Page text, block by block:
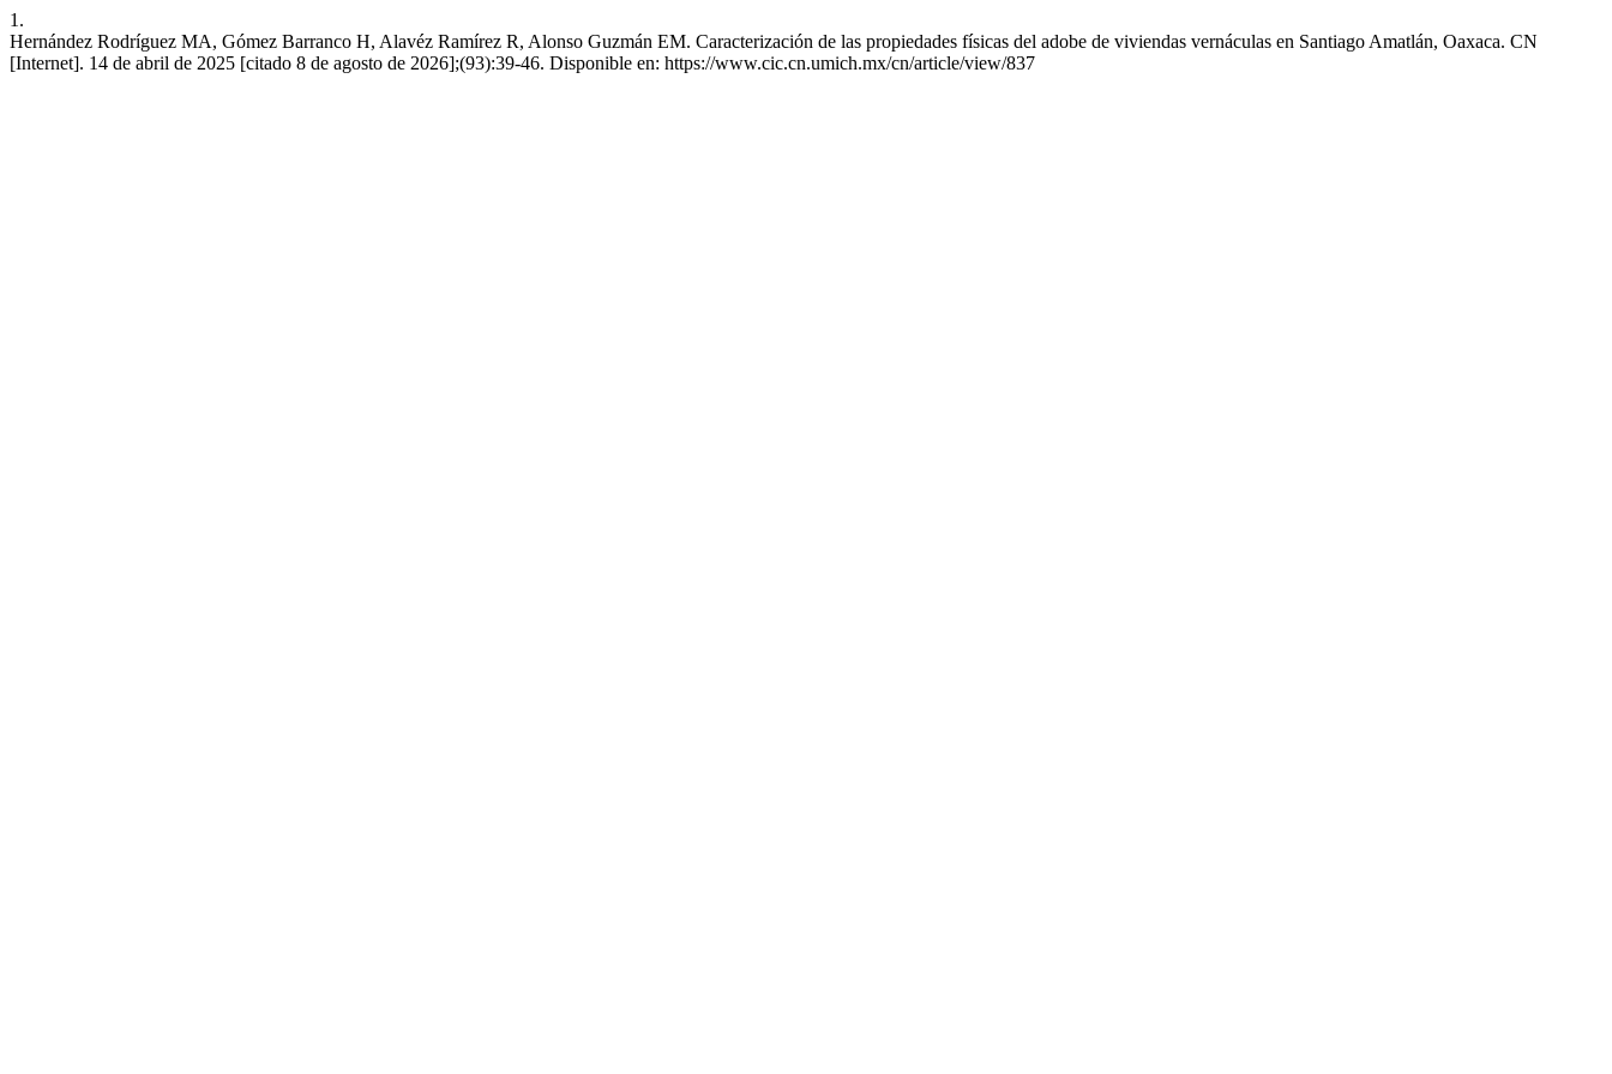
1.
Hernández Rodríguez MA, Gómez Barranco H, Alavéz Ramírez R, Alonso Guzmán EM. Caracterización de las propiedades físicas del adobe de viviendas vernáculas en Santiago Amatlán, Oaxaca. CN
[Internet]. 14 de abril de 2025 [citado 8 de agosto de 2026];(93):39-46. Disponible en: https://www.cic.cn.umich.mx/cn/article/view/837